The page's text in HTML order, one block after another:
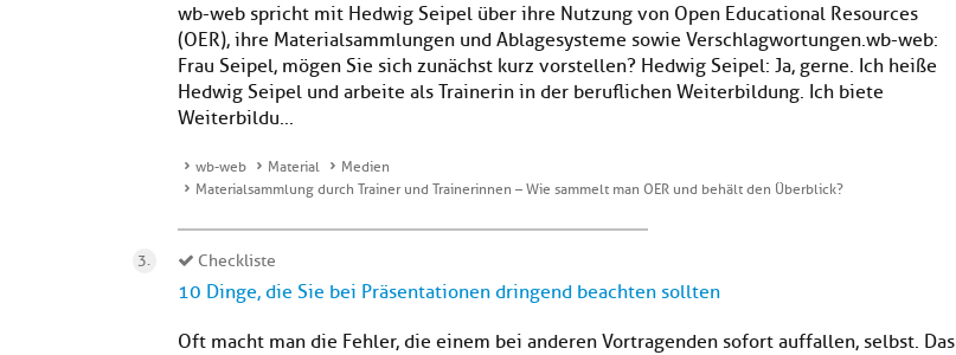
wb-web spricht mit Hedwig Seipel über ihre Nutzung von Open Educational Resources
(OER), ihre Materialsammlungen und Ablagesysteme sowie Verschlagwortungen.wb-web:
Frau Seipel, mögen Sie sich zunächst kurz vorstellen? Hedwig Seipel: Ja, gerne. Ich heiße
Hedwig Seipel und arbeite als Trainerin in der beruflichen Weiterbildung. Ich biete
Weiterbildu...
wb-web Material
Medien
Materialsammlung durch Trainer und Trainerinnen – Wie sammelt man OER und behält den Überblick?
Checkliste
10 Dinge, die Sie bei Präsentationen dringend beachten sollten
Oft macht man die Fehler, die einem bei anderen Vortragenden sofort auffallen, selbst. Das